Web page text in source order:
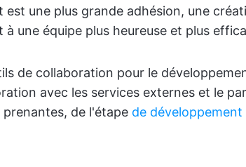
est une plus grande adhésion, une
à une équipe plus heureuse et plus
de collaboration pour le
avec les services externes et le
prenantes, de l'étape de